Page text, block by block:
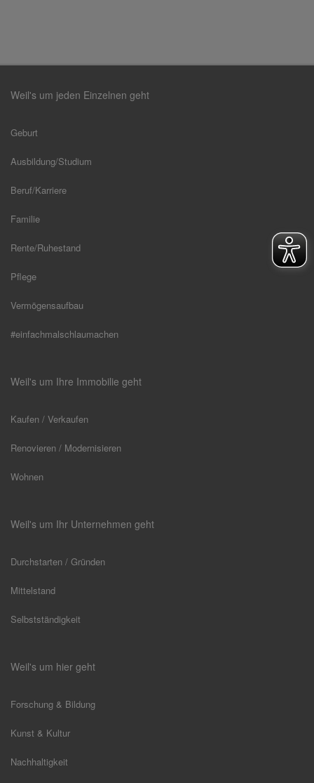
Weil's um jeden Einzelnen geht
Geburt
Ausbildung/Studium
Beruf/Karriere
Familie
Rente/Ruhestand
Pflege
Vermögensaufbau
#einfachmalschlaumachen
Weil's um Ihre Immobilie geht
Kaufen / Verkaufen
Renovieren / Modernisieren
Wohnen
Weil's um Ihr Unternehmen geht
Durchstarten / Gründen
Mittelstand
Selbstständigkeit
Weil's um hier geht
Forschung & Bildung
Kunst & Kultur
Nachhaltigkeit